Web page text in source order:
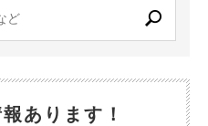
あります！